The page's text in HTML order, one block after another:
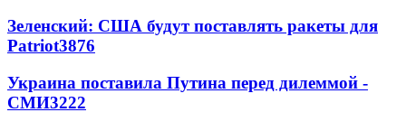
Зеленский: США будут поставлять ракеты для
Patriot3876
Украина поставила Путина перед дилеммой -
СМИ3222